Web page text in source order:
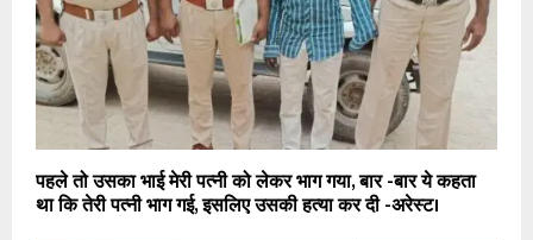
पहले तो उसका भाई मेरी पत्नी को लेकर भाग गया, बार -बार ये कहता
था कि तेरी पत्नी भाग गई, इसलिए उसकी हत्या कर दी -अरेस्ट।